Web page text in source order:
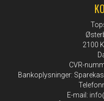
2100
CVR-
Bankoplysninger:
E-mail :